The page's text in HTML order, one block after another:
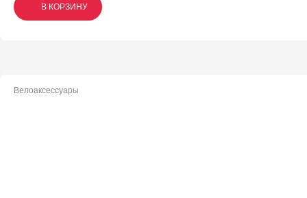
В КОРЗИНУ
В КОРЗИНУ
В КОРЗИНУ
Велоаксессуары